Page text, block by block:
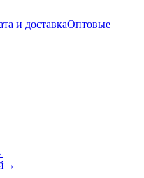
и доставкаОптовые
→